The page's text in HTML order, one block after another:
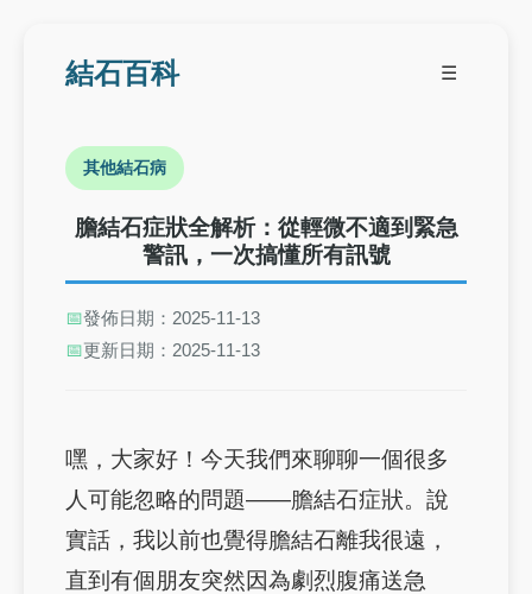
結石百科 ☰
其他結石病
膽結石症狀全解析：從輕微不適到緊急
警訊，一次搞懂所有訊號
📅發佈日期：2025-11-13
📅更新日期：2025-11-13
嘿，大家好！今天我們來聊聊一個很多
人可能忽略的問題——膽結石症狀。說
實話，我以前也覺得膽結石離我很遠，
直到有個朋友突然因為劇烈腹痛送急